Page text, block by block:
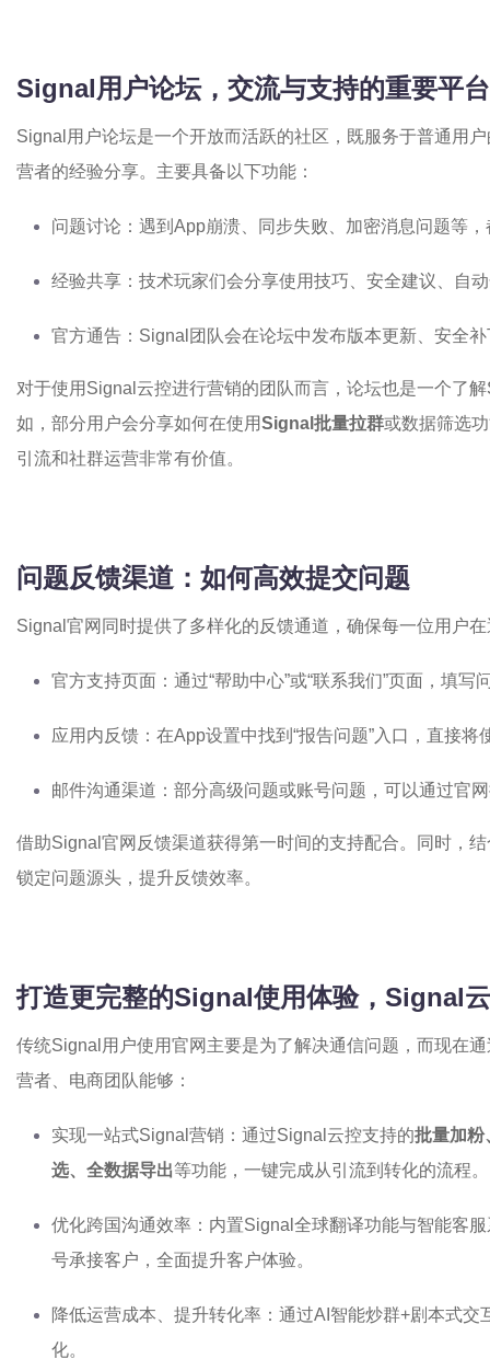
Signal用户论坛，交流与支持的重要平台
Signal用户论坛是一个开放而活跃的社区，既服务于普通用
营者的经验分享。主要具备以下功能：
问题讨论：遇到App崩溃、同步失败、加密消息问题等
经验共享：技术玩家们会分享使用技巧、安全建议、自
官方通告：Signal团队会在论坛中发布版本更新、安全
对于使用Signal云控进行营销的团队而言，论坛也是一个了
如，部分用户会分享如何在使用Signal批量拉群或数据筛选
引流和社群运营非常有价值。
问题反馈渠道：如何高效提交问题
Signal官网同时提供了多样化的反馈通道，确保每一位用户
官方支持页面：通过“帮助中心”或“联系我们”页面，填
应用内反馈：在App设置中找到“报告问题”入口，直接
邮件沟通渠道：部分高级问题或账号问题，可以通过官
借助Signal官网反馈渠道获得第一时间的支持配合。同时，
锁定问题源头，提升反馈效率。
打造更完整的Signal使用体验，Signal
传统Signal用户使用官网主要是为了解决通信问题，而现在
营者、电商团队能够：
实现一站式Signal营销：通过Signal云控支持的批量加粉
选、全数据导出等功能，一键完成从引流到转化的流程。
优化跨国沟通效率：内置Signal全球翻译功能与智能客
号承接客户，全面提升客户体验。
降低运营成本、提升转化率：通过AI智能炒群+剧本式
化。